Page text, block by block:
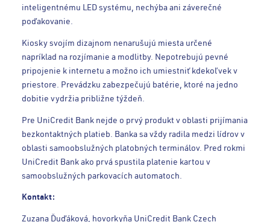
inteligentnému LED systému, nechýba ani záverečné
poďakovanie.
Kiosky svojím dizajnom nenarušujú miesta určené
napríklad na rozjímanie a modlitby. Nepotrebujú pevné
pripojenie k internetu a možno ich umiestniť kdekoľvek v
priestore. Prevádzku zabezpečujú batérie, ktoré na jedno
dobitie vydržia približne týždeň.
Pre UniCredit Bank nejde o prvý produkt v oblasti prijímania
bezkontaktných platieb. Banka sa vždy radila medzi lídrov v
oblasti samoobslužných platobných terminálov. Pred rokmi
UniCredit Bank ako prvá spustila platenie kartou v
samoobslužných parkovacích automatoch.
Kontakt:
Zuzana Ďuďáková, hovorkyňa UniCredit Bank Czech